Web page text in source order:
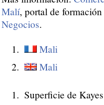
Malí, portal de formación
Negocios.
Mali
Mali
Superficie de